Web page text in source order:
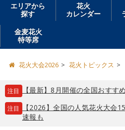
エリアから
探す
花火
カレンダー
金麦花火
特等席
花火大会2026 花火トピックス
注目 【最新】8月開催の全国おすす
注目
【2026】全国の人気花火大会
速報も